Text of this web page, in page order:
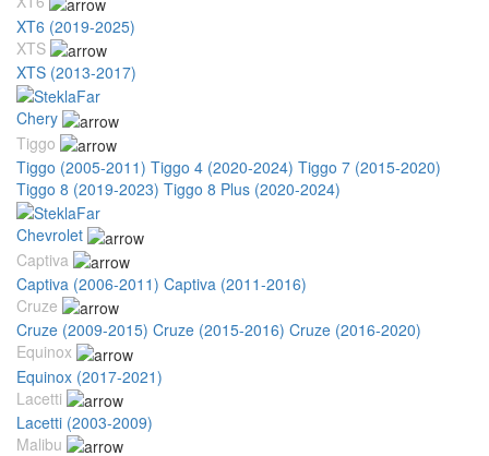
XT6 (2019-2025)
XTS
XTS (2013-2017)
Chery
Tiggo
Tiggo (2005-2011) Tiggo 4 (2020-2024) Tiggo 7 (2015-2020)
Tiggo 8 (2019-2023) Tiggo 8 Plus (2020-2024)
Chevrolet
Captiva
Captiva (2006-2011) Captiva (2011-2016)
Cruze
Cruze (2009-2015) Cruze (2015-2016) Cruze (2016-2020)
Equinox
Equinox (2017-2021)
Lacetti
Lacetti (2003-2009)
Malibu